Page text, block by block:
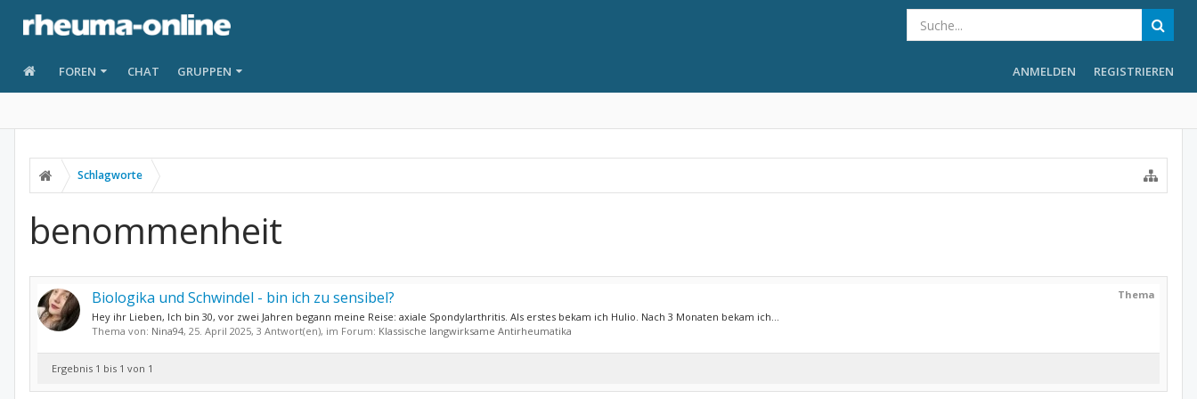
FOREN CHAT GRUPPEN ANMELDEN REGISTRIEREN
Schlagworte
benommenheit
Thema
Biologika und Schwindel - bin ich zu sensibel?
Hey ihr Lieben, Ich bin 30, vor zwei Jahren begann meine Reise: axiale Spondylarthritis. Als erstes bekam ich Hulio. Nach 3 Monaten bekam ich...
Thema von: Nina94, 25. April 2025, 3 Antwort(en), im Forum: Klassische langwirksame Antirheumatika
Ergebnis 1 bis 1 von 1